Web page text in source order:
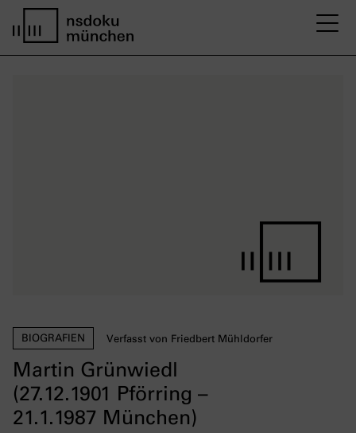
Martin Grünwiedl
(27.12.1901 Pförring –
21.1.1987 München)
BIOGRAFIEN Verfasst von Friedbert Mühldorfer